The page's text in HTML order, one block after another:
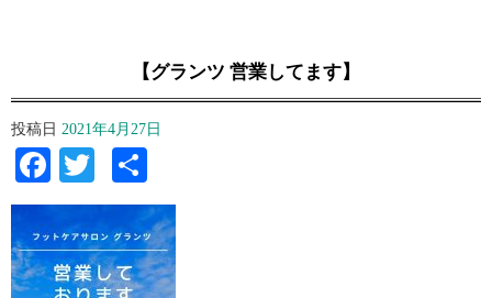
【グランツ 営業してます】
投稿日 2021年4月27日
Facebook
Twitter
有